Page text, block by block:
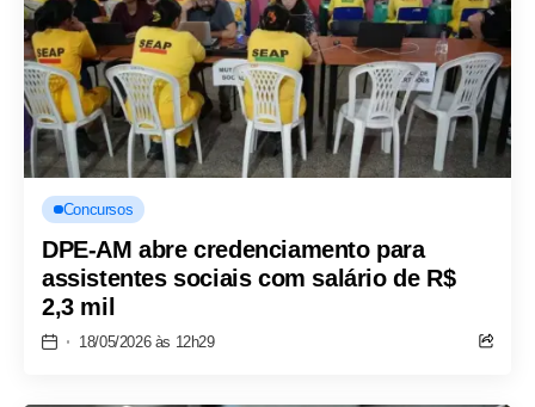
Concursos
DPE-AM abre credenciamento para
assistentes sociais com salário de R$
2,3 mil
18/05/2026 às 12h29